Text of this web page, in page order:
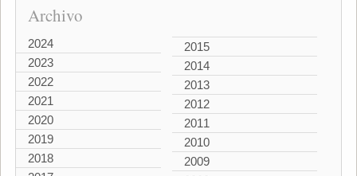
Archivo
2024
2023
2022
2021
2020
2019
2018
2015
2014
2013
2012
2011
2010
2009